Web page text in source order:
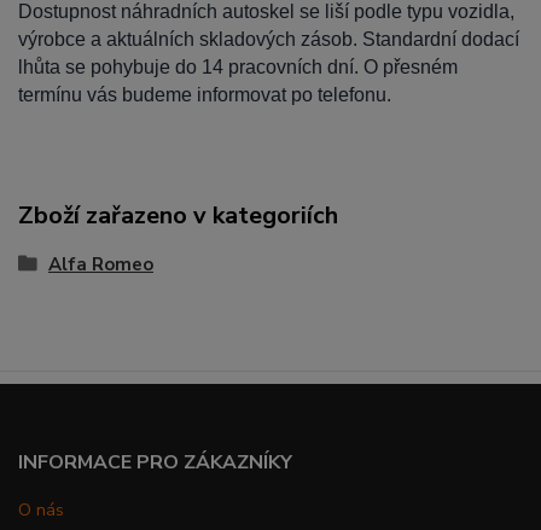
Dostupnost náhradních autoskel se liší podle typu vozidla,
výrobce a aktuálních skladových zásob. Standardní dodací
lhůta se pohybuje do 14 pracovních dní. O přesném
termínu vás budeme informovat po telefonu.
Zboží zařazeno v kategoriích
Alfa Romeo
INFORMACE PRO ZÁKAZNÍKY
O nás